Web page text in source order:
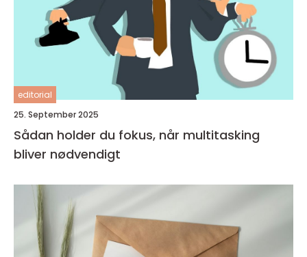
editorial
25. September 2025
Sådan holder du fokus, når multitasking
bliver nødvendigt